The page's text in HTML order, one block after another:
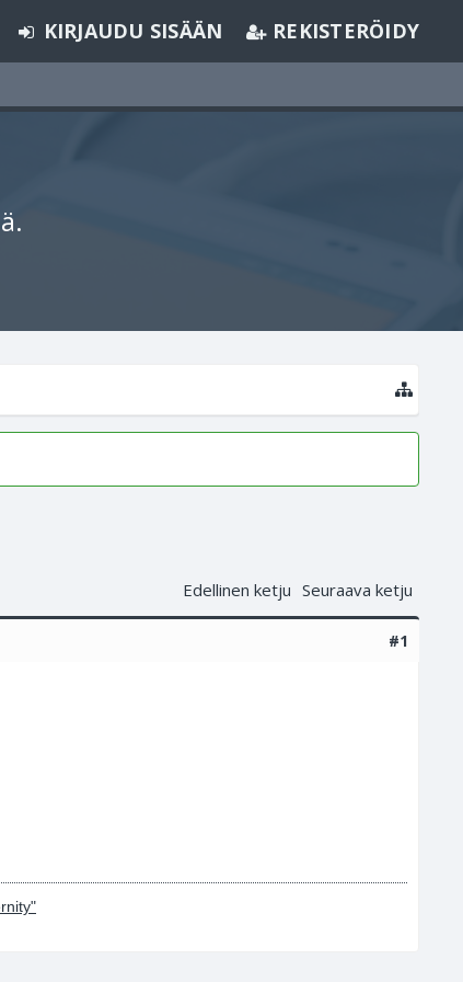
KIRJAUDU SISÄÄN REKISTERÖIDY
Edellinen ketju Seuraava ketju
#1